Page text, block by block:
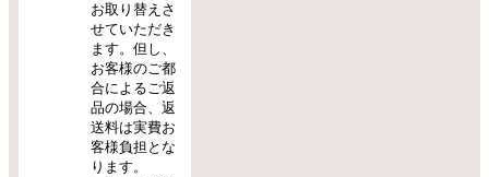
お取り替えさ
せていただき
ます。但し、
お客様のご都
合によるご返
品の場合、返
送料は実費お
客様負担とな
ります。